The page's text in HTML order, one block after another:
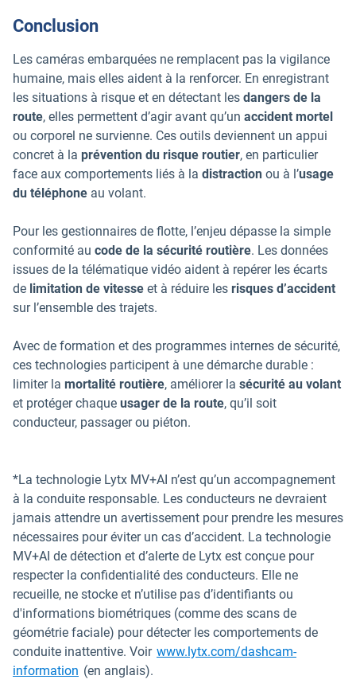
Conclusion
Les caméras embarquées ne remplacent pas la vigilance
humaine, mais elles aident à la renforcer. En enregistrant
les situations à risque et en détectant les dangers de la
route, elles permettent d’agir avant qu’un accident mortel
ou corporel ne survienne. Ces outils deviennent un appui
concret à la prévention du risque routier, en particulier
face aux comportements liés à la distraction ou à l’usage
du téléphone au volant.
Pour les gestionnaires de flotte, l’enjeu dépasse la simple
conformité au code de la sécurité routière. Les données
issues de la télématique vidéo aident à repérer les écarts
de limitation de vitesse et à réduire les risques d’accident
sur l’ensemble des trajets.
Avec de formation et des programmes internes de sécurité,
ces technologies participent à une démarche durable :
limiter la mortalité routière, améliorer la sécurité au volant
et protéger chaque usager de la route, qu’il soit
conducteur, passager ou piéton.
*La technologie Lytx MV+AI n’est qu’un accompagnement
à la conduite responsable. Les conducteurs ne devraient
jamais attendre un avertissement pour prendre les mesures
nécessaires pour éviter un cas d’accident. La technologie
MV+AI de détection et d’alerte de Lytx est conçue pour
respecter la confidentialité des conducteurs. Elle ne
recueille, ne stocke et n’utilise pas d’identifiants ou
d'informations biométriques (comme des scans de
géométrie faciale) pour détecter les comportements de
conduite inattentive. Voir www.lytx.com/dashcam-
information Ouvrir dans une nouvelle fenêtre
(en anglais).